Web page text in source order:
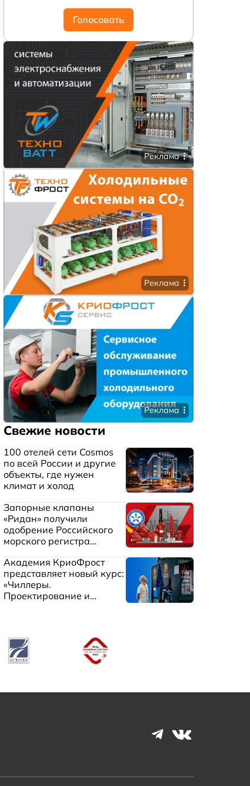
Голосовать
Реклама
Реклама
Реклама
Свежие новости
100 отелей сети Cosmos
по всей России и другие
объекты, где нужен
климат и холод
Запорные клапаны
«Ридан» получили
одобрение Российского
морского регистра
Академия КриоФрост
представляет новый курс:
«Чиллеры.
Проектирование и